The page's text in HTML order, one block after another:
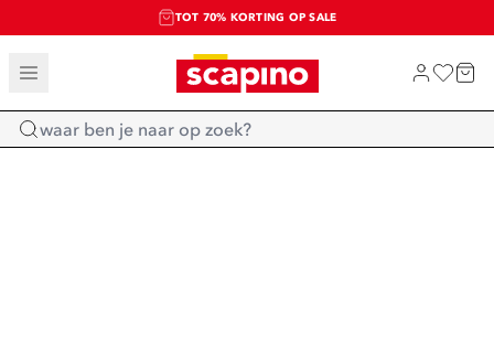
TOT 70% KORTING OP SALE
SALE: LAATSTE KANS!
SHOP NIEUW
Home